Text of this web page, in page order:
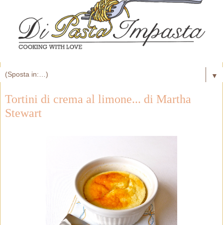
▼
Tortini di crema al limone... di Martha
Stewart